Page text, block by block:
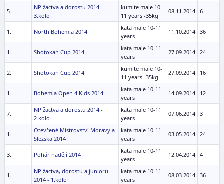
5.
NP žactva a dorostu 2014 -
3.kolo
kumite male 10-
11 years -35kg
08.11.2014 6
1. North Bohemia 2014
kata male 10-11
years
11.10.2014 36
1. Shotokan Cup 2014
kata male 10-11
years
27.09.2014 24
2. Shotokan Cup 2014
kumite male 10-
11 years -35kg
27.09.2014 16
1. Bohemia Open 4 Kids 2014
kata male 10-11
years
14.09.2014 12
7.
NP žactva a dorostu 2014 -
2.kolo
kata male 10-11
years
07.06.2014 3
1.
Otevřené Mistrovství Moravy a
Slezska 2014
kata male 10-11
years
03.05.2014 24
3. Pohár nadějí 2014
kata male 10-11
years
12.04.2014 4
1.
NP žactva, dorostu a juniorů
2014 - 1.kolo
kata male 10-11
years
08.03.2014 36